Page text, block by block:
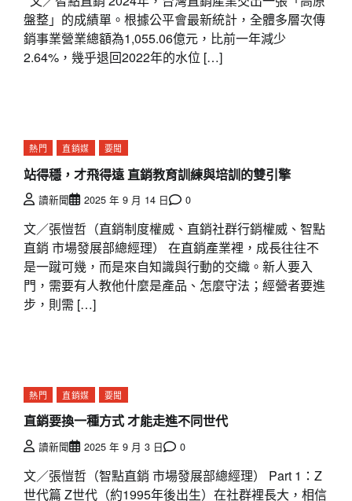
盤整」的成績單。根據公平會最新統計，全體多層次傳
銷事業營業總額為1,055.06億元，比前一年減少
2.64%，幾乎退回2022年的水位 […]
熱門 直銷媒 要聞
站得穩，才飛得遠 直銷教育訓練與培訓的雙引擎
讀新聞 2025 年 9 月 14 日 0
文／張愷哲（直銷制度權威、直銷社群行銷權威、智點
直銷 市場發展部總經理） 在直銷產業裡，成長往往不
是一蹴可幾，而是來自知識與行動的交織。新人要入
門，需要有人教他什麼是產品、怎麼守法；經營者要進
步，則需 […]
熱門 直銷媒 要聞
直銷要換一種方式 才能走進不同世代
讀新聞 2025 年 9 月 3 日 0
文／張愷哲（智點直銷 市場發展部總經理） Part 1：Z
世代篇 Z世代（約1995年後出生）在社群裡長大，相信